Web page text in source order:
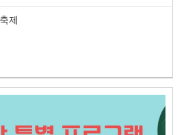
제